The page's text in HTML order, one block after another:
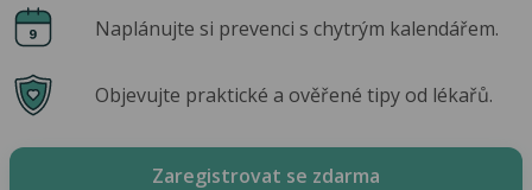
Naplánujte si prevenci s chytrým kalendářem.
Objevujte praktické a ověřené tipy od lékařů.
Zaregistrovat se zdarma